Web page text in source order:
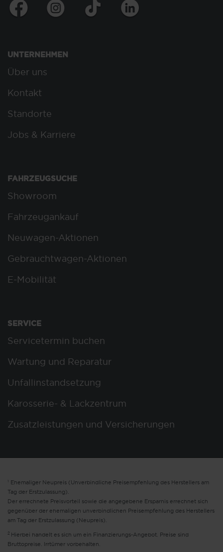
UNTERNEHMEN
Über uns
Kontakt
Standorte
Jobs & Karriere
FAHRZEUGSUCHE
Showroom
Fahrzeugankauf
Neuwagen-Aktionen
Gebrauchtwagen-Aktionen
E-Mobilität
SERVICE
Servicetermin buchen
Wartung und Reparatur
Unfallinstandsetzung
Karosserie- & Lackzentrum
Zusatzleistungen und Versicherungen
1 Ehemaliger Neupreis (Unverbindliche Preisempfehlung des Herstellers am
Tag der Erstzulassung).
Der errechnete Preisvorteil sowie die angegebene Ersparnis errechnet sich
gegenüber der ehemaligen unverbindlichen Preisempfehlung des Herstellers
am Tag der Erstzulassung (Neupreis).
2 Hierbei handelt es sich um ein Finanzierungs-Angebot. Preise sind
Bruttopreise. Irrtümer vorbehalten.